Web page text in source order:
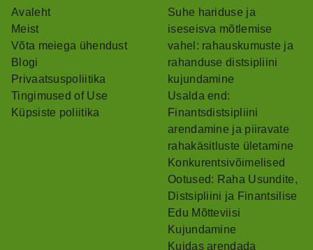
Avaleht
Meist
Võta meiega ühendust
Blogi
Privaatsuspoliitika
Tingimused of Use
Küpsiste poliitika
Suhe hariduse ja
iseseisva mõtlemise
vahel: rahauskumuste ja
rahanduse distsipliini
kujundamine
Usalda end:
Finantsdistsipliini
arendamine ja piiravate
rahakäsitluste ületamine
Konkurentsivõimelised
Ootused: Raha Usundite,
Distsipliini ja Finantsilise
Edu Mõtteviisi
Kujundamine
Kuidas arendada